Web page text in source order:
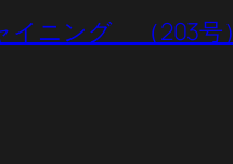
イニング （203号）